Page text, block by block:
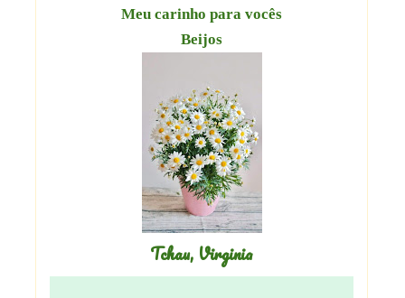
Meu carinho para vocês
Beijos
Tchau, Virginia